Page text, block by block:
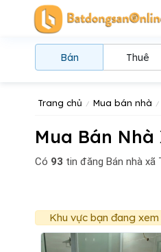
Trang chủ Mua bán nhà
Mua Bán
Có 93 tin đăng Bán nhà xã
Khu vực bạn đang
Bán Thuê